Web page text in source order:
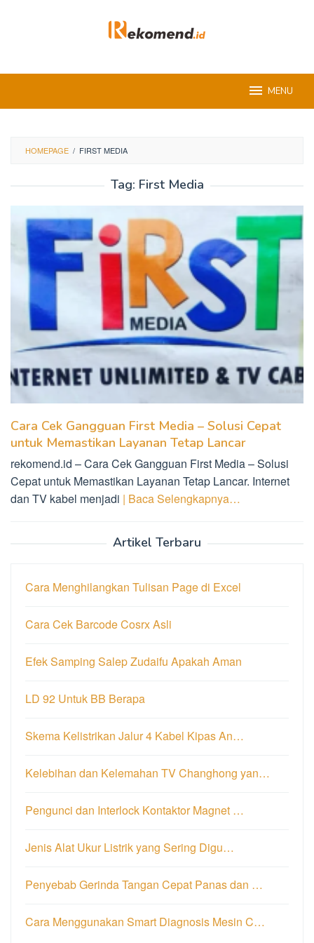
MENU
HOMEPAGE / FIRST MEDIA
Tag: First Media
Cara Cek Gangguan First Media – Solusi Cepat
untuk Memastikan Layanan Tetap Lancar
rekomend.id – Cara Cek Gangguan First Media – Solusi
Cepat untuk Memastikan Layanan Tetap Lancar. Internet
dan TV kabel menjadi | Baca Selengkapnya…
Artikel Terbaru
Cara Menghilangkan Tulisan Page di Excel
Cara Cek Barcode Cosrx Asli
Efek Samping Salep Zudaifu Apakah Aman
LD 92 Untuk BB Berapa
Skema Kelistrikan Jalur 4 Kabel Kipas An…
Kelebihan dan Kelemahan TV Changhong yan…
Pengunci dan Interlock Kontaktor Magnet …
Jenis Alat Ukur Listrik yang Sering Digu…
Penyebab Gerinda Tangan Cepat Panas dan …
Cara Menggunakan Smart Diagnosis Mesin C…